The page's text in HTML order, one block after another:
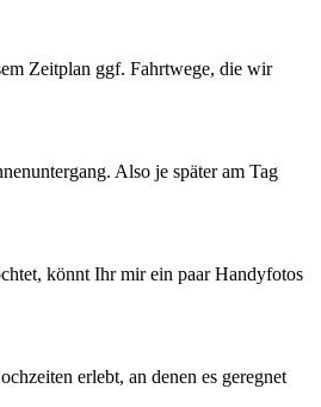
Zeitplan ggf. Fahrtwege, die wir
Also je später am Tag
könnt Ihr mir ein paar Handyfotos
erlebt, an denen es geregnet